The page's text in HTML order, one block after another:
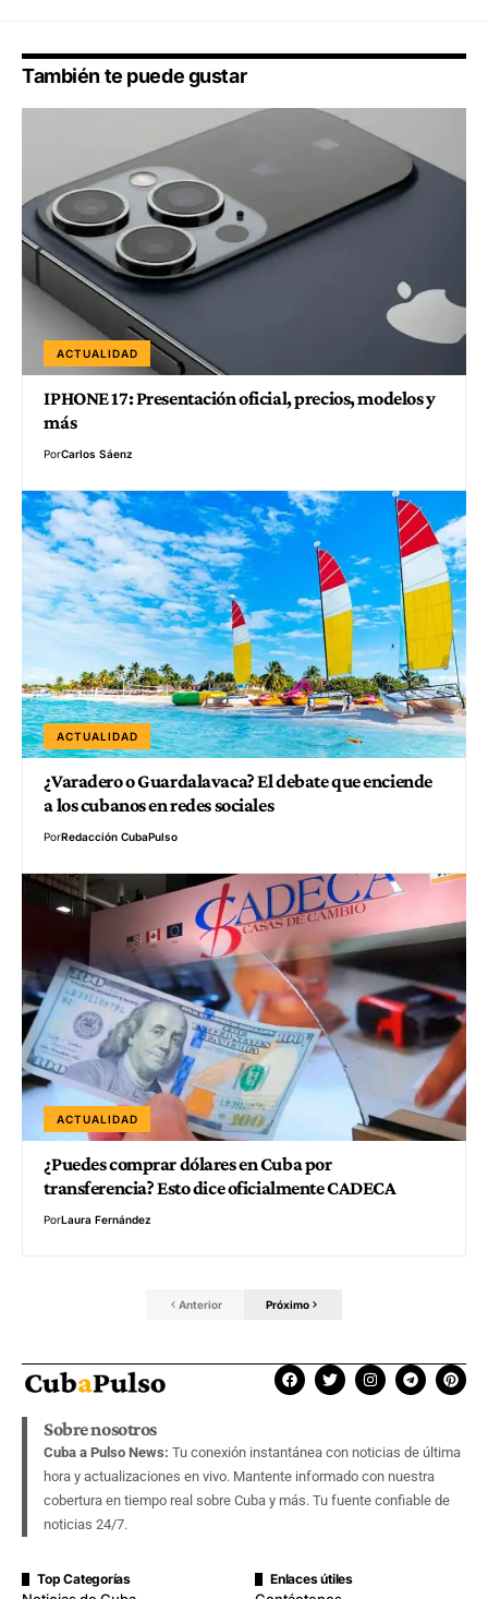
También te puede gustar
ACTUALIDAD
IPHONE 17: Presentación oficial, precios, modelos y
más
PorCarlos Sáenz
ACTUALIDAD
¿Varadero o Guardalavaca? El debate que enciende
a los cubanos en redes sociales
PorRedacción CubaPulso
ACTUALIDAD
¿Puedes comprar dólares en Cuba por
transferencia? Esto dice oficialmente CADECA
PorLaura Fernández
Anterior Próximo
Sobre nosotros
Cuba a Pulso News: Tu conexión instantánea con noticias de última
hora y actualizaciones en vivo. Mantente informado con nuestra
cobertura en tiempo real sobre Cuba y más. Tu fuente confiable de
noticias 24/7.
Top Categorías Enlaces útiles